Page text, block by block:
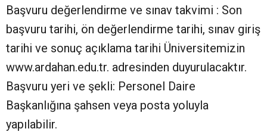
Başvuru değerlendirme ve sınav takvimi : Son
başvuru tarihi, ön değerlendirme tarihi, sınav giriş
tarihi ve sonuç açıklama tarihi Üniversitemizin
www.ardahan.edu.tr. adresinden duyurulacaktır.
Başvuru yeri ve şekli: Personel Daire
Başkanlığına şahsen veya posta yoluyla
yapılabilir.